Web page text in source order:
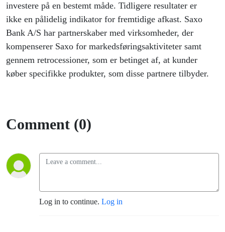
investere på en bestemt måde. Tidligere resultater er
ikke en pålidelig indikator for fremtidige afkast. Saxo
Bank A/S har partnerskaber med virksomheder, der
kompenserer Saxo for markedsføringsaktiviteter samt
gennem retrocessioner, som er betinget af, at kunder
køber specifikke produkter, som disse partnere tilbyder.
Comment (0)
Log in to continue. Log in